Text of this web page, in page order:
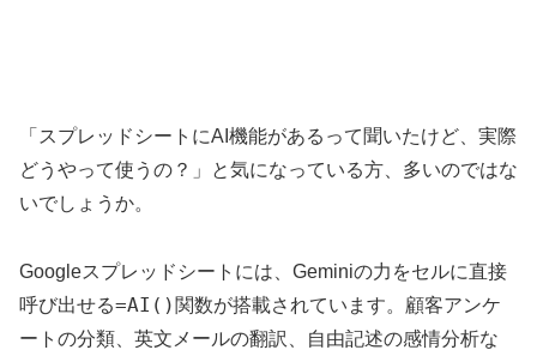
「スプレッドシートにAI機能があるって聞いたけど、実際
どうやって使うの？」と気になっている方、多いのではな
いでしょうか。
Googleスプレッドシートには、Geminiの力をセルに直接
呼び出せる=AI() 関数が搭載されています。顧客アンケ
ートの分類、英文メールの翻訳、自由記述の感情分析な